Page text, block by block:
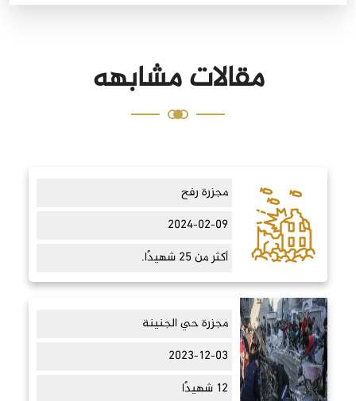
مقالات مشابهه
مجزرة رفح
2024-02-09
أكثر من 25 شهيدًا.
مجزرة حي الجنينة
2023-12-03
12 شهيدًا